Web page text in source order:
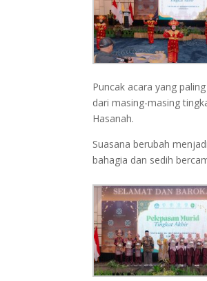
Puncak acara yang
dari masing-masing
Hasanah.
Suasana berubah
bahagia dan sedih